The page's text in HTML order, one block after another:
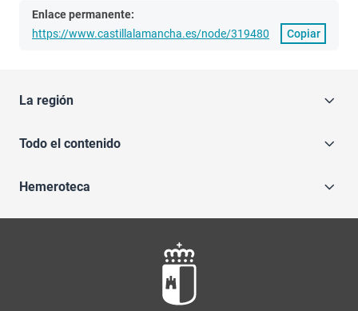
Enlace permanente:
https://www.castillalamancha.es/node/319480
Copiar
La región
Todo el contenido
Hemeroteca